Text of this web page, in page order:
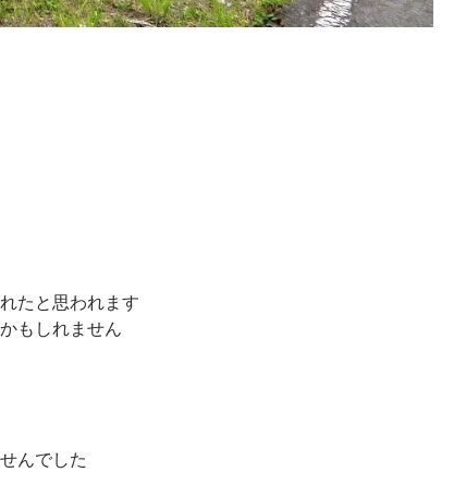
たと思われます
もしれません
んでした